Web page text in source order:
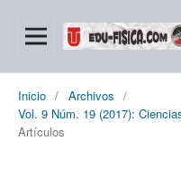
Inicio / Archivos
/
Vol. 9 Núm. 19 (2017):
Artículos